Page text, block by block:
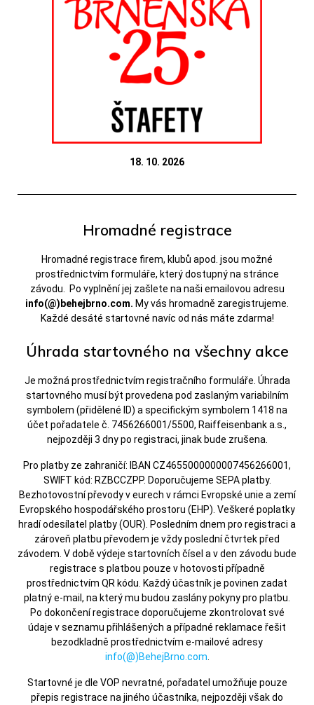
18. 10. 2026
Hromadné registrace
Hromadné registrace firem, klubů apod. jsou možné
prostřednictvím formuláře, který dostupný na stránce
závodu. Po vyplnění jej zašlete na naši emailovou adresu
info(@)behejbrno.com. My vás hromadně zaregistrujeme.
Každé desáté startovné navíc od nás máte zdarma!
Úhrada startovného na všechny akce
Je možná prostřednictvím registračního formuláře. Úhrada
startovného musí být provedena pod zaslaným variabilním
symbolem (přidělené ID) a specifickým symbolem 1418 na
účet pořadatele č. 7456266001/5500, Raiffeisenbank a.s.,
nejpozději 3 dny po registraci, jinak bude zrušena.
Pro platby ze zahraničí: IBAN CZ4655000000007456266001,
SWIFT kód: RZBCCZPP. Doporučujeme SEPA platby.
Bezhotovostní převody v eurech v rámci Evropské unie a zemí
Evropského hospodářského prostoru (EHP). Veškeré poplatky
hradí odesílatel platby (OUR). Posledním dnem pro registraci a
zároveň platbu převodem je vždy poslední čtvrtek před
závodem. V době výdeje startovních čísel a v den závodu bude
registrace s platbou pouze v hotovosti případně
prostřednictvím QR kódu. Každý účastník je povinen zadat
platný e-mail, na který mu budou zaslány pokyny pro platbu.
Po dokončení registrace doporučujeme zkontrolovat své
údaje v seznamu přihlášených a případné reklamace řešit
bezodkladně prostřednictvím e-mailové adresy
info(@)BehejBrno.com
Startovné je dle VOP nevratné, pořadatel umožňuje pouze
přepis registrace na jiného účastníka, nejpozději však do